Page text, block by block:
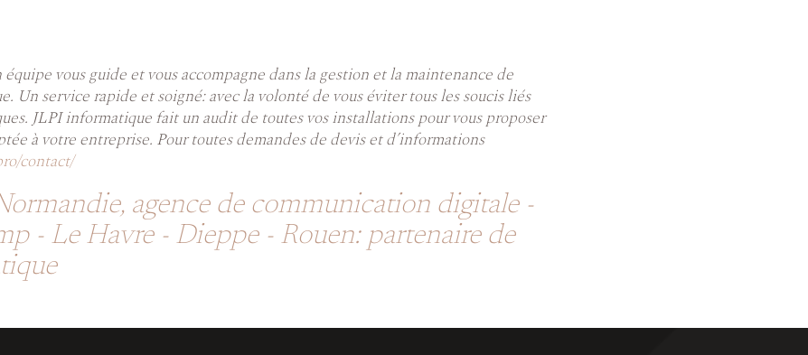
vous guide et vous accompagne dans la gestion et la maintenance de
Un service rapide et soigné: avec la volonté de vous éviter tous les soucis liés
JLPI informatique fait un audit de toutes vos installations pour vous proposer
à votre entreprise. Pour toutes demandes de devis et d’informations
contact/
agence de communication digitale -
- Le Havre - Dieppe - Rouen: partenaire de